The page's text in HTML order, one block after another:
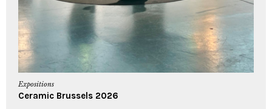
Expositions
Ceramic Brussels 2026